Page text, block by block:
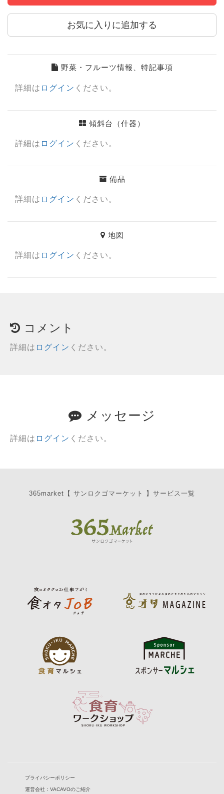
お気に入りに追加する
野菜・フルーツ情報、特記事項
詳細は ログイン ください。
傾斜台（什器）
詳細は ログイン ください。
備品
詳細は ログイン ください。
地図
詳細は ログイン ください。
コメント
詳細は ログイン ください。
メッセージ
詳細は ログイン ください。
365market【 サンロクゴマーケット 】サービス一覧
プライバシーポリシー
運営会社：VACAVOのご紹介